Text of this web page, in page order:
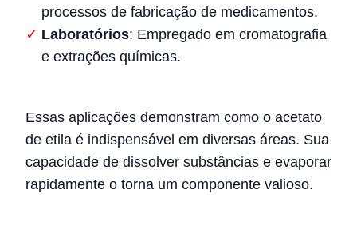
processos de fabricação de medicamentos.
Laboratórios: Empregado em cromatografia
e extrações químicas.
Essas aplicações demonstram como o acetato
de etila é indispensável em diversas áreas. Sua
capacidade de dissolver substâncias e evaporar
rapidamente o torna um componente valioso.